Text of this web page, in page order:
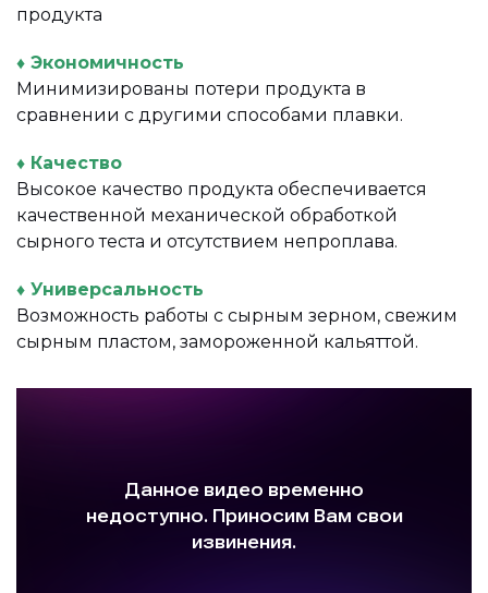
продукта
♦ Экономичность
Минимизированы потери продукта в
сравнении с другими способами плавки.
♦ Качество
Высокое качество продукта обеспечивается
качественной механической обработкой
сырного теста и отсутствием непроплава.
♦ Универсальность
Возможность работы с сырным зерном, свежим
сырным пластом, замороженной кальяттой.